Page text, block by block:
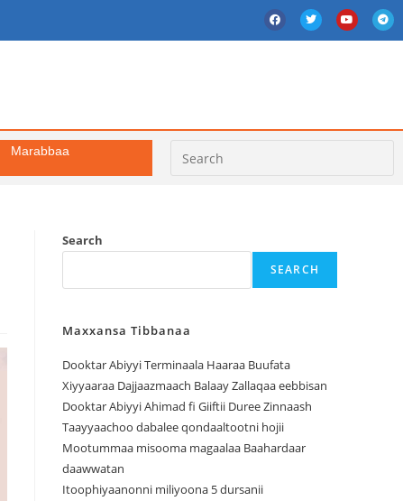
Marabbaa
Search
SEARCH
Maxxansa Tibbanaa
Dooktar Abiyyi Terminaala Haaraa Buufata
Xiyyaaraa Dajjaazmaach Balaay Zallaqaa eebbisan
Dooktar Abiyyi Ahimad fi Giiftii Duree Zinnaash
Taayyaachoo dabalee qondaaltootni hojii
Mootummaa misooma magaalaa Baahardaar
daawwatan
Itoophiyaanonni miliyoona 5 dursanii